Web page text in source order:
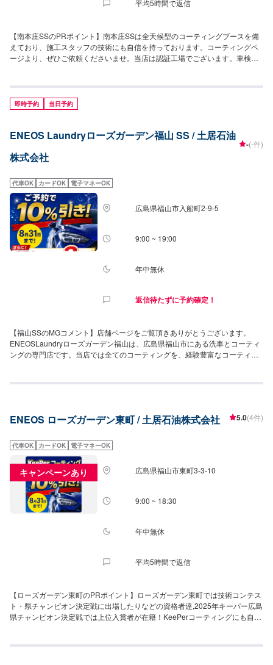
平均5時間で返信
【南本庄SSのPRポイント】南本庄SSは全天候型のコーティングブースを備
えており、施工スタッフの技術にも自信を持っております。コーティングペ
ージより、ぜひご依頼くださいませ。当店は認証工場でございます。車検の
しております。【営業時間】整備受付時間：9：00〜18：00給油営業時間：
24時間営業【在籍整備士】自動車検査員：1名二級整備士：4名キーパーコー
ティングEX：2名1級：1名【アクセス】JR福山駅ばら公園口（南口）から国
「福山郵便局前」交差点より西方向へ約1㎞進んだ先となります。ネッツトヨ
タ広島福山店様のすぐ隣に店舗がございます。【近隣店舗紹介】・アプライ
ド福山店(約60m)・中華そばタヌキ福山店(約100m)・ワークマンプラス福山
(約250m)・Seria本庄店(約350m)
即時予約 当日予約
ENEOS Laundryローズガーデン福山 SS / 土居石油
株式会社
-(-件)
代車OK カードOK 電子マネーOK
広島県福山市入船町2-9-5
9:00 ~ 19:00
年中無休
返信待たずに予約確定！
【福山SSのMGコメント】店舗ページをご覧頂きありがとうございます。
ENEOSLaundryローズガーデン福山は、広島県福山市にある洗車とコーティ
ングの専門店です。当店では全てのコーティングを、経験豊富なコーティン
施工時にキレイになるのはもちろんの事、施工後もキレイに維持できるよう
相性のピュアな良い純水仕上げ！是非、お試し下さい。【キャンペーン】コ
時間】手洗い受付時間：9：00〜18：30給油営業時間：24時間営業コインラ
ンドリー：24時間営業【設備情報】✅自販機✅椅子✅コインランドリー【キー
パーコーティング有資格者】[EX]：1名[1級]：2名【アクセス】国道2号線沿
い、入舟町バス停横に店舗がございます。<アクセス詳細>神辺方面より国道
313号線を南下して、国道2号線「府中分かれ」交差点南西方面にございま
す。同じ交差点にはゆめタウン福山店様やエディオン福山本店様がございま
す。【近隣店舗紹介】・エディオン福山本店(約50m)・ゆめタウン福山(約
ENEOS ローズガーデン東町 / 土居石油株式会社 5.0(4件)
代車OK カードOK 電子マネーOK
キャンペーンあり 広島県福山市東町3-3-10
9:00 ~ 18:30
年中無休
平均5時間で返信
【ローズガーデン東町のPRポイント】ローズガーデン東町では技術コンテス
ト・県チャンピオン決定戦に出場したりなどの資格者達,2025年キーパー広島
県チャンピオン決定戦では上位入賞者が在籍！KeePerコーティングにも自信
を受け取ることができます。併せてご利用をお待ちしております！今ならモ